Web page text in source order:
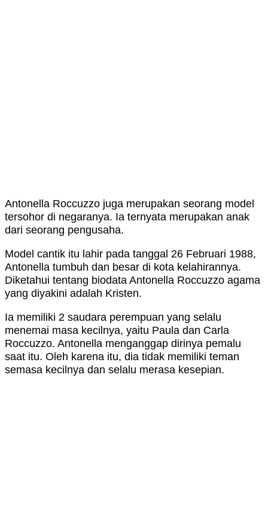
Antonella Roccuzzo juga merupakan seorang model
tersohor di negaranya. Ia ternyata merupakan anak
dari seorang pengusaha.
Model cantik itu lahir pada tanggal 26 Februari 1988,
Antonella tumbuh dan besar di kota kelahirannya.
Diketahui tentang biodata Antonella Roccuzzo agama
yang diyakini adalah Kristen.
Ia memiliki 2 saudara perempuan yang selalu
menemai masa kecilnya, yaitu Paula dan Carla
Roccuzzo. Antonella menganggap dirinya pemalu
saat itu. Oleh karena itu, dia tidak memiliki teman
semasa kecilnya dan selalu merasa kesepian.